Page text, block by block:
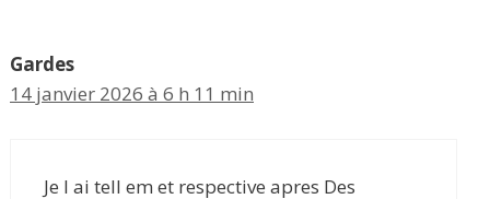
Gardes
14 janvier 2026 à 6 h 11 min
Je l ai tell em et respective apres Des